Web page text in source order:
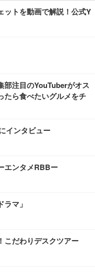
ットを動画で解説！公式Y
部注目のYouTuberがオス
たら食べたいグルメをチ
インタビュー
エンタメRBBー
マ」
こだわりデスクツアー